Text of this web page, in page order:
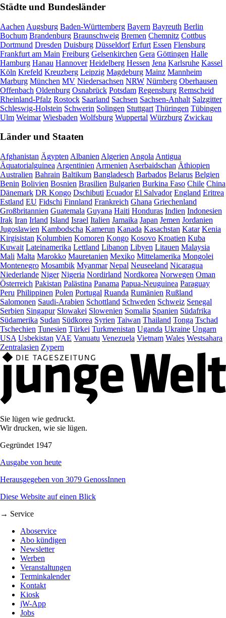
Städte und Bundesländer
Aachen Augsburg Baden-Württemberg Bayern Bayreuth Berlin
Bochum Brandenburg Braunschweig Bremen Chemnitz Cottbus
Dortmund Dresden Duisburg Düsseldorf Erfurt Essen Flensburg
Frankfurt am Main Freiburg Gelsenkirchen Gera Göttingen Halle
Hamburg Hanau Hannover Heidelberg Hessen Jena Karlsruhe Kassel
Köln Krefeld Kreuzberg Leipzig Magdeburg Mainz Mannheim
Marburg München MV Niedersachsen NRW Nürnberg Oberhausen
Offenbach Oldenburg Osnabrück Potsdam Regensburg Remscheid
Rheinland-Pfalz Rostock Saarland Sachsen Sachsen-Anhalt Salzgitter
Schleswig-Holstein Schwerin Solingen Stuttgart Thüringen Tübingen
Ulm Weimar Wiesbaden Wolfsburg Wuppertal Würzburg Zwickau
Länder und Staaten
Afghanistan Ägypten Albanien Algerien Angola Antigua
Äquatorialguinea Argentinien Armenien Aserbaidschan Äthiopien
Australien Bahrain Baltikum Bangladesch Barbados Belarus Belgien
Benin Bolivien Bosnien Brasilien Bulgarien Burkina Faso Chile China
Dänemark DR Kongo Dschibuti Ecuador El Salvador England Eritrea
Estland EU Fidschi Finnland Frankreich Ghana Griechenland
Großbritannien Guatemala Guyana Haiti Honduras Indien Indonesien
Irak Iran Irland Island Israel Italien Jamaika Japan Jemen Jordanien
Jugoslawien Kambodscha Kamerun Kanada Kasachstan Katar Kenia
Kirgisistan Kolumbien Komoren Kongo Kosovo Kroatien Kuba
Kuwait Lateinamerika Lettland Libanon Libyen Litauen Malaysia
Mali Malta Marokko Mauretanien Mexiko Mittelamerika Mongolei
Montenegro Mosambik Myanmar Nepal Neuseeland Nicaragua
Niederlande Niger Nigeria Nordirland Nordkorea Norwegen Oman
Österreich Pakistan Palästina Panama Papua-Neuguinea Paraguay
Peru Philippinen Polen Portugal Ruanda Rumänien Rußland
Salomonen Saudi-Arabien Schottland Schweden Schweiz Senegal
Serbien Singapur Slowakei Slowenien Somalia Spanien Südafrika
Südamerika Sudan Südkorea Syrien Taiwan Thailand Tonga Tschad
Tschechien Tunesien Türkei Turkmenistan Uganda Ukraine Ungarn
USA Usbekistan VAE Vanuatu Venezuela Vietnam Wales Westsahara
Zentralasien Zypern
Sie lügen wie gedruckt.
Wir drucken, wie sie lügen.
Gegründet 1947
Ausgabe von heute
Herausgegeben von 3079 GenossInnen
Diese Website auf einen Blick
→ Service
Aboservice
Abo kündigen
Newsletter
Werben
Veranstaltungen
Terminkalender
Kontakt
Kiosk
jW-App
Jobs